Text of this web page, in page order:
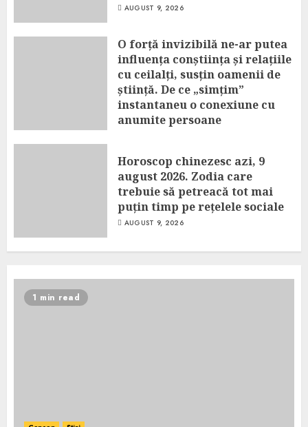
AUGUST 9, 2026
O forță invizibilă ne-ar putea
influența conștiința și relațiile
cu ceilalți, susțin oamenii de
știință. De ce „simțim”
instantaneu o conexiune cu
anumite persoane
Horoscop chinezesc azi, 9
august 2026. Zodia care
trebuie să petreacă tot mai
puțin timp pe rețelele sociale
AUGUST 9, 2026
1 min read